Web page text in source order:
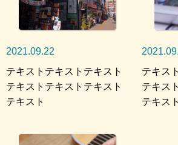
2021.09.22
テキストテキストテキスト
テキストテキストテキスト
テキスト
テキス
テキス
テキスト